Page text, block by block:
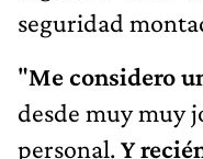
seguridad
"Me considero
desde muy muy
personal.Y